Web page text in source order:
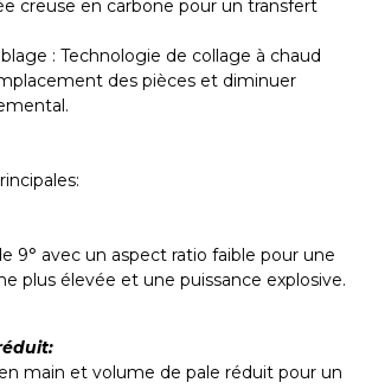
creuse en carbone pour un transfert
: Technologie de collage à chaud
des pièces et diminuer
9° avec un aspect ratio faible pour une
plus élevée et une puissance explosive.
main et volume de pale réduit pour un
disponible en plusieurs tailles :
le retrouver ici :
Dispo à ouistream ou à Caen en 104
Fiberwood [ID:10038729] en
disponible dans notre stock général.
si la taille 104cm est précisément
est de nous contacter
ou de passer nous voir. Le stock
!